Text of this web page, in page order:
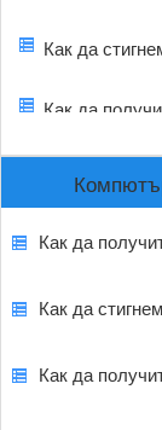
Как да
Как да
Как да
Как да
Как да